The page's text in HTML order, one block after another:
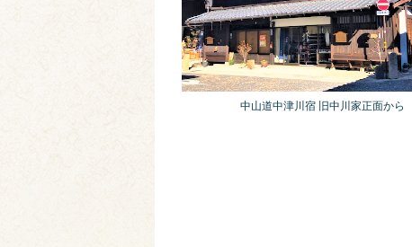
中山道中津川宿 旧中川家正面から